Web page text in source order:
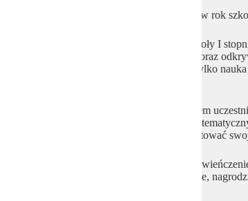
Za nami kolejny intensywny i pełen sukcesów rok
Dla uczniów Rzemieślniczej Branżowej Szkoły I
umiejętności zawodowych, rozwijania pasji oraz
udowodniły, że edukacja zawodowa to nie tylko
Nasi uczniowie z ogromnym zaangażowaniem
w dziedzinach artystycznych, literackich,
odnaleźć przestrzeń, w której mógł zaprezentować
Uroczyste podsumowanie konkursów było
szkolnego ogrodu, przy sprzyjającej pogodzie,